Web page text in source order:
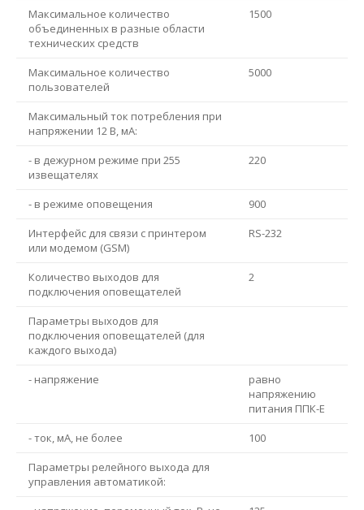
Максимальное количество
объединенных в разные области
технических средств
1500
Максимальное количество
пользователей
5000
Максимальный ток потребления при
напряжении 12 В, мА:
- в дежурном режиме при 255
извещателях
220
- в режиме оповещения
900
Интерфейс для связи с принтером
или модемом (GSM)
RS-232
Количество выходов для
подключения оповещателей
2
Параметры выходов для
подключения оповещателей (для
каждого выхода)
- напряжение
равно
напряжению
питания ППК-E
- ток, мА, не более
100
Параметры релейного выхода для
управления автоматикой: